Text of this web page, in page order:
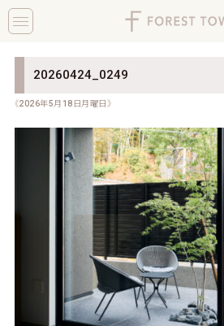
toggle
navigation
20260424_0249
《2026年5月18日月曜日》